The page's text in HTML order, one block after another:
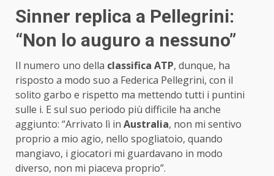
Sinner replica a Pellegrini:
“Non lo auguro a nessuno”
Il numero uno della classifica ATP, dunque, ha
risposto a modo suo a Federica Pellegrini, con il
solito garbo e rispetto ma mettendo tutti i puntini
sulle i. E sul suo periodo più difficile ha anche
aggiunto: “Arrivato lì in Australia, non mi sentivo
proprio a mio agio, nello spogliatoio, quando
mangiavo, i giocatori mi guardavano in modo
diverso, non mi piaceva proprio”.